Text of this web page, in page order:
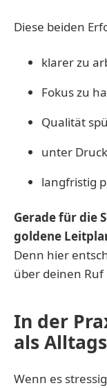
Diese beiden
klarer zu
Fokus zu
Qualität
unter
langfristig
Gerade für die
goldene
Denn hier
über deinen
In der
als
Wenn es